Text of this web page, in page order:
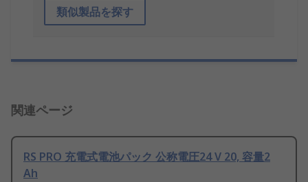
類似製品を探す
関連ページ
RS PRO 充電式電池パック 公称電圧24 V 20, 容量2
Ah